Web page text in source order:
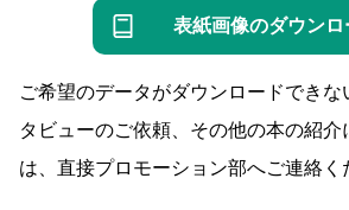
表紙画像のダウンロ
ご希望のデータがダウンロードできな
タビューのご依頼、その他の本の紹
は、直接プロモーション部へご連絡く